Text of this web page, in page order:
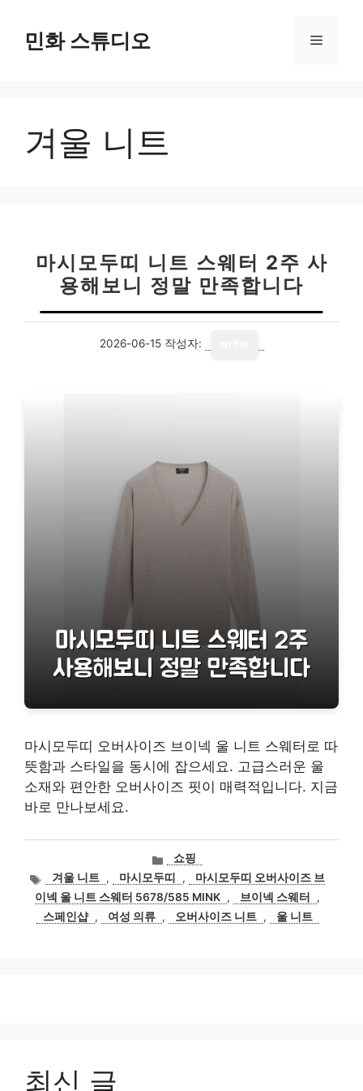
민화 스튜디오 메
겨울 니트
마시모두띠 니트 스웨터 2주 사
용해보니 정말 만족합니다
2026-06-15 작성자:
마시모두띠 오버사이즈 브이넥 울 니트 스웨터로 따
뜻함과 스타일을 동시에 잡으세요. 고급스러운 울
소재와 편안한 오버사이즈 핏이 매력적입니다. 지금
바로 만나보세요.
카
테
고
리
쇼핑
태
그
겨울 니트 , 마시모두띠 ,
마시모두띠 오버사이즈 브
이넥 울 니트 스웨터 5678/585 MINK , 브이넥 스웨터
,
스페인샵 , 여성 의류 , 오버사이즈 니트 , 울 니트
최신 글